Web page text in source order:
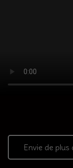
Envie de plus